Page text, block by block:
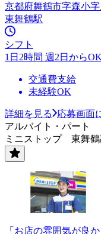
京都府舞鶴市字森小字
東舞鶴駅
シフト
1日2時間 週2日からOK
交通費支給
未経験OK
詳細を見る
応募画面
アルバイト・パート
ミニストップ 東舞鶴
「お店の雰囲気が良